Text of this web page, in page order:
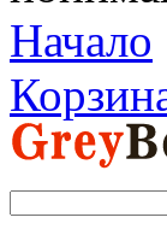
Начало